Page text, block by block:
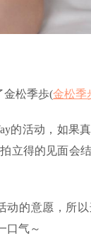
金松季歩(金松季
的活动，如果
立得的见面会
动的意愿，所
口气～